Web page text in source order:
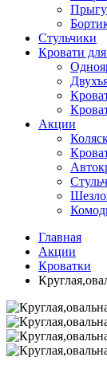
Стульчики
Кровати
Акции
Главная
Акции
Кроватки